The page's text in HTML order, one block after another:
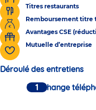
Titres restaurants
Remboursement titre
Avantages CSE
Mutuelle d’entreprise
Déroulé des entretiens
Un échange